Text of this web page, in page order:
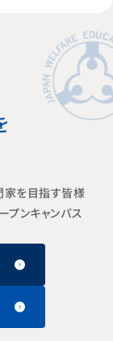
家を目指す皆様
プンキャンパス